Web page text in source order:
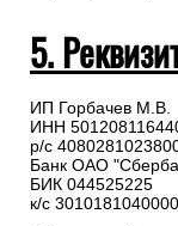
5.
ИП Горбачев М.В.
ИНН
р/с
Банк ОАО
БИК 044525225
к/с